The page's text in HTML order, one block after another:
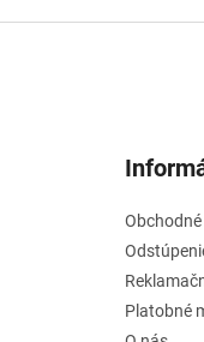
Platobné